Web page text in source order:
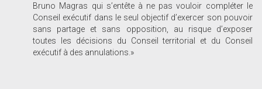
Bruno Magras qui s’entête à ne pas vouloir compléter le
Conseil exécutif dans le seul objectif d’exercer son pouvoir
sans partage et sans opposition, au risque d’exposer
toutes les décisions du Conseil territorial et du Conseil
exécutif à des ­annulations.»